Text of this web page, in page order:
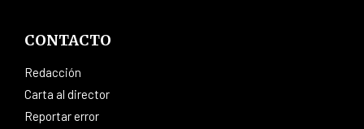
CONTACTO
Redacción
Carta al director
Reportar error